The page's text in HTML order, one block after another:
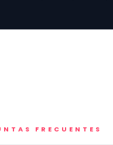
FRECUENTES